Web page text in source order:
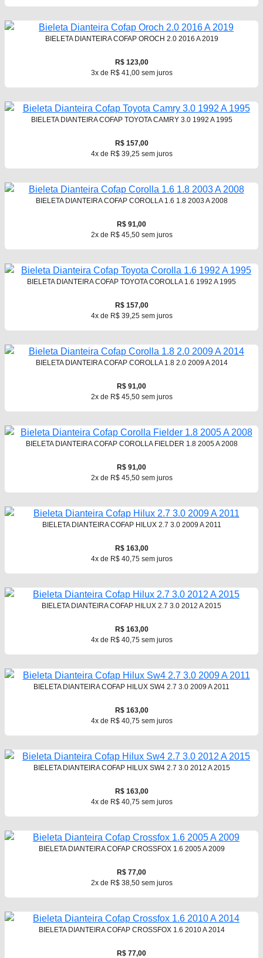
BIELETA DIANTEIRA COFAP OROCH 2.0 2016 A 2019
R$ 123,00
3x de R$ 41,00 sem juros
BIELETA DIANTEIRA COFAP TOYOTA CAMRY 3.0 1992 A 1995
R$ 157,00
4x de R$ 39,25 sem juros
BIELETA DIANTEIRA COFAP COROLLA 1.6 1.8 2003 A 2008
R$ 91,00
2x de R$ 45,50 sem juros
BIELETA DIANTEIRA COFAP TOYOTA COROLLA 1.6 1992 A 1995
R$ 157,00
4x de R$ 39,25 sem juros
BIELETA DIANTEIRA COFAP COROLLA 1.8 2.0 2009 A 2014
R$ 91,00
2x de R$ 45,50 sem juros
BIELETA DIANTEIRA COFAP COROLLA FIELDER 1.8 2005 A 2008
R$ 91,00
2x de R$ 45,50 sem juros
BIELETA DIANTEIRA COFAP HILUX 2.7 3.0 2009 A 2011
R$ 163,00
4x de R$ 40,75 sem juros
BIELETA DIANTEIRA COFAP HILUX 2.7 3.0 2012 A 2015
R$ 163,00
4x de R$ 40,75 sem juros
BIELETA DIANTEIRA COFAP HILUX SW4 2.7 3.0 2009 A 2011
R$ 163,00
4x de R$ 40,75 sem juros
BIELETA DIANTEIRA COFAP HILUX SW4 2.7 3.0 2012 A 2015
R$ 163,00
4x de R$ 40,75 sem juros
BIELETA DIANTEIRA COFAP CROSSFOX 1.6 2005 A 2009
R$ 77,00
2x de R$ 38,50 sem juros
BIELETA DIANTEIRA COFAP CROSSFOX 1.6 2010 A 2014
R$ 77,00